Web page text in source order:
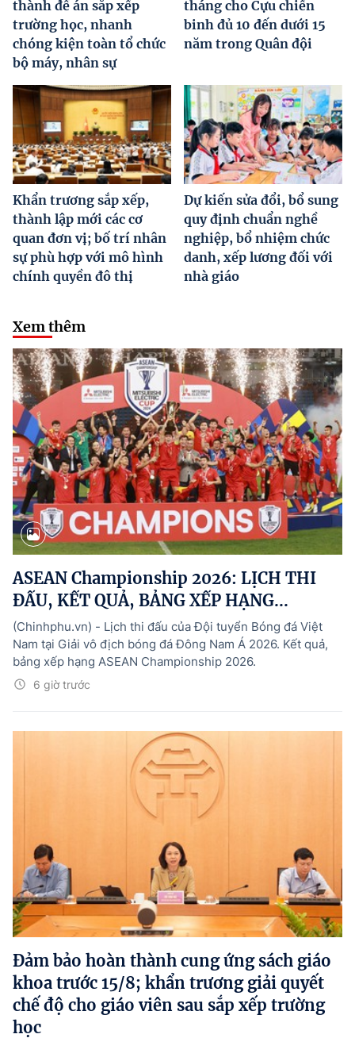
thành đề án sắp xếp
trường học, nhanh
chóng kiện toàn tổ chức
bộ máy, nhân sự
tháng cho Cựu chiến
binh đủ 10 đến dưới 15
năm trong Quân đội
Khẩn trương sắp xếp,
thành lập mới các cơ
quan đơn vị; bố trí nhân
sự phù hợp với mô hình
chính quyền đô thị
Dự kiến sửa đổi, bổ sung
quy định chuẩn nghề
nghiệp, bổ nhiệm chức
danh, xếp lương đối với
nhà giáo
Xem thêm
ASEAN Championship 2026: LỊCH THI
ĐẤU, KẾT QUẢ, BẢNG XẾP HẠNG...
6 giờ trước
(Chinhphu.vn) - Lịch thi đấu của Đội tuyển Bóng đá Việt
Nam tại Giải vô địch bóng đá Đông Nam Á 2026. Kết quả,
bảng xếp hạng ASEAN Championship 2026.
Đảm bảo hoàn thành cung ứng sách giáo
khoa trước 15/8; khẩn trương giải quyết
chế độ cho giáo viên sau sắp xếp trường
học